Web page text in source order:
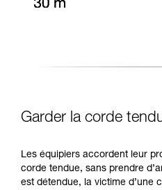
Garder la corde
Les équipiers accordent leur
corde tendue, sans prendre
est détendue, la victime d’une